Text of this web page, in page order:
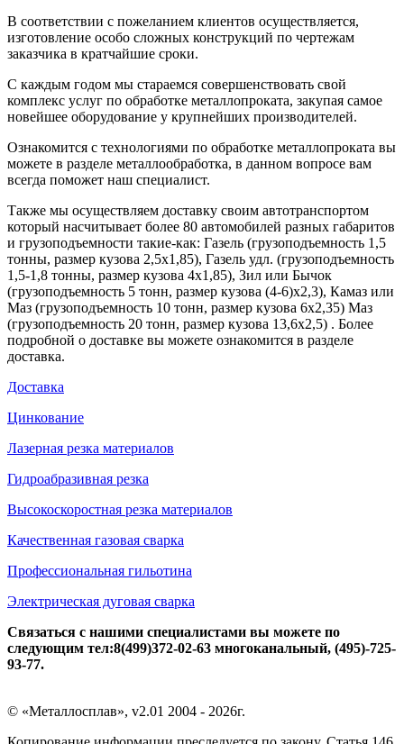
В соответствии с пожеланием клиентов осуществляется,
изготовление особо сложных конструкций по чертежам
заказчика в кратчайшие сроки.
С каждым годом мы стараемся совершенствовать свой
комплекс услуг по обработке металлопроката, закупая самое
новейшее оборудование у крупнейших производителей.
Ознакомится с технологиями по обработке металлопроката вы
можете в разделе металлообработка, в данном вопросе вам
всегда поможет наш специалист.
Также мы осуществляем доставку своим автотранспортом
который насчитывает более 80 автомобилей разных габаритов
и грузоподъемности такие-как: Газель (грузоподъемность 1,5
тонны, размер кузова 2,5х1,85), Газель удл. (грузоподъемность
1,5-1,8 тонны, размер кузова 4х1,85), Зил или Бычок
(грузоподъемность 5 тонн, размер кузова (4-6)х2,3), Камаз или
Маз (грузоподъемность 10 тонн, размер кузова 6х2,35) Маз
(грузоподъемность 20 тонн, размер кузова 13,6х2,5) . Более
подробной о доставке вы можете ознакомится в разделе
доставка.
Доставка
Цинкование
Лазерная резка материалов
Гидроабразивная резка
Высокоскоростная резка материалов
Качественная газовая сварка
Профессиональная гильотина
Электрическая дуговая сварка
Связаться с нашими специалистами вы можете по
следующим тел:8(499)372-02-63 многоканальный, (495)-725-
93-77.
© «Металлосплав», v2.01 2004 - 2026г.